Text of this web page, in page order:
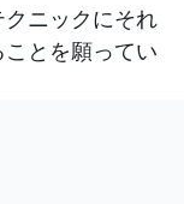
クニックにそれ
とを願ってい